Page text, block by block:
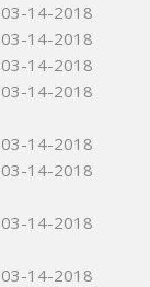
03-14-2018
03-14-2018
03-14-2018
03-14-2018
03-14-2018
03-14-2018
03-14-2018
03-14-2018